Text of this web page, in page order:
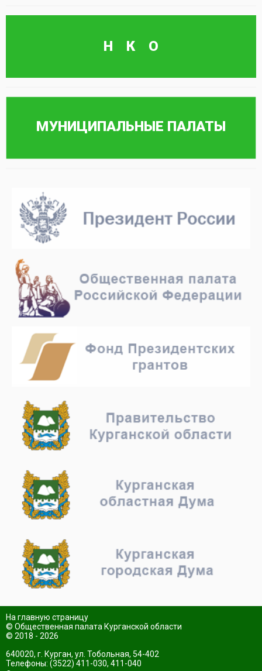
На главную страницу
© Общественная палата Курганской области
© 2018 - 2026
640020, г. Курган, ул. Тобольная, 54-402
Телефоны: (3522) 411-030, 411-040